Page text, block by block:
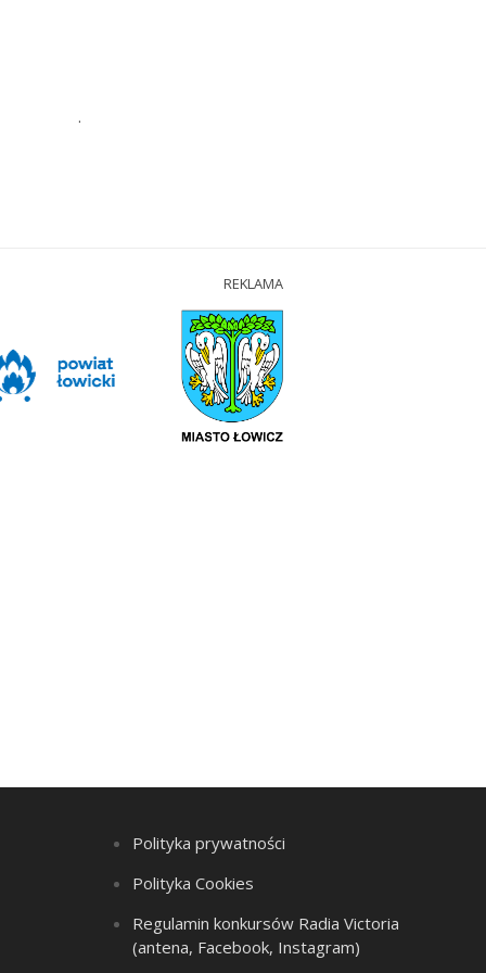
.
REKLAMA
Polityka prywatności
Polityka Cookies
Regulamin konkursów Radia Victoria
(antena, Facebook, Instagram)